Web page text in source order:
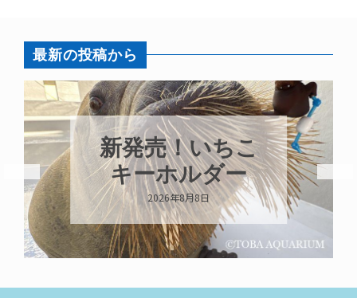
最新の投稿から
新発売！いちこ
キーホルダー
2026年8月8日